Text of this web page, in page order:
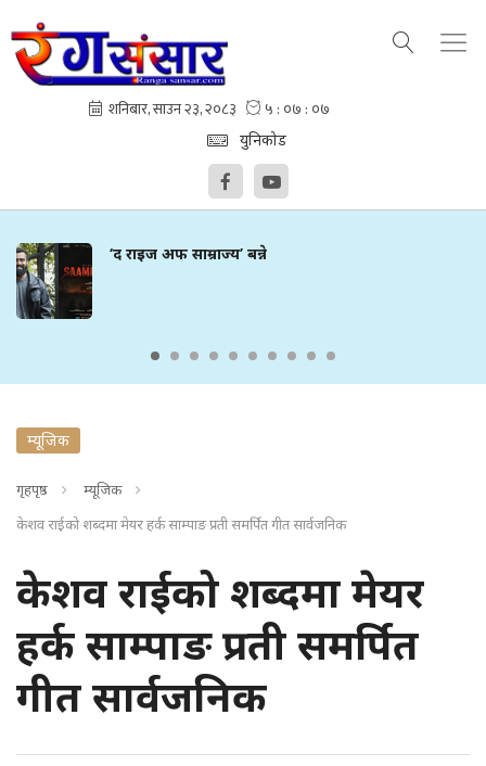
युनिकोड
‘द राइज अफ साम्राज्य’ बन्ने
म्यूजिक
गृहपृष्ठ
म्यूजिक
केशव राईको शब्दमा मेयर हर्क साम्पाङ प्रती समर्पित गीत सार्वजनिक
केशव राईको शब्दमा मेयर
हर्क साम्पाङ प्रती समर्पित
गीत सार्वजनिक